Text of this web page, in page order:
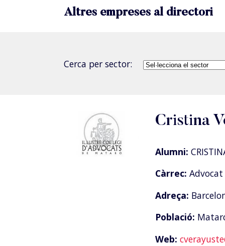
Altres empreses al directori
Cerca per sector:
Cristina
Alumni:
Càrrec:
Adreça:
Població:
Web: